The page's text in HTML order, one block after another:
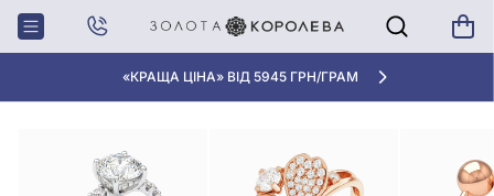
«КРАЩА ЦІНА» ВІД 5945 ГРН/ГРАМ
Головна Каблучки Каблучки бантики
КАБЛУЧКИ БАНТИКИ